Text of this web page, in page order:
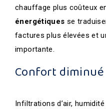
chauffage plus coûteux
énergétiques se
factures plus élevées et
importante.
Confort diminué
Infiltrations d’air,